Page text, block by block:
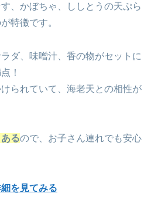
、かぼちゃ、ししとうの天ぷら
特徴です。
ダ、味噌汁、香の物がセットに
！
られていて、海老天との相性が
るので、お子さん連れでも安心
を見てみる